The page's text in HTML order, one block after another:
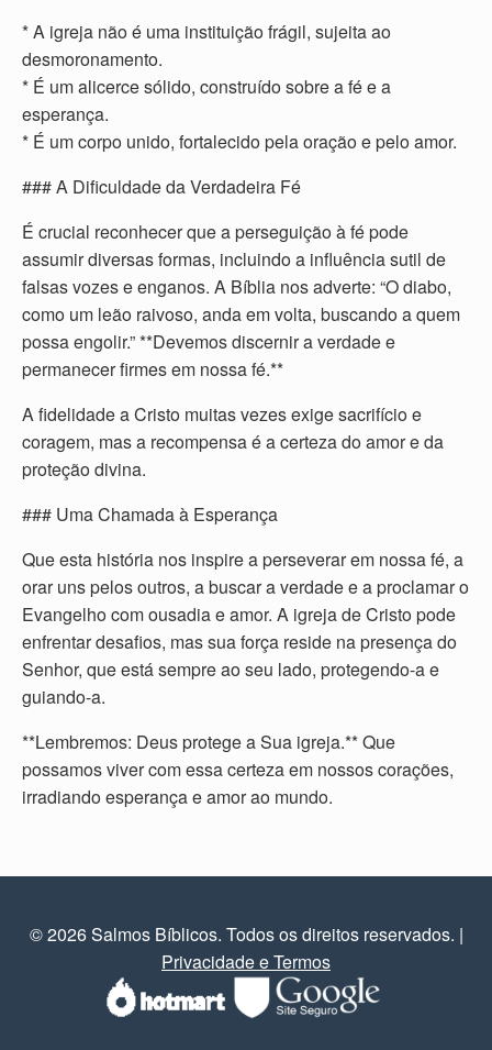
* A igreja não é uma instituição frágil, sujeita ao
desmoronamento.
* É um alicerce sólido, construído sobre a fé e a
esperança.
* É um corpo unido, fortalecido pela oração e pelo amor.
### A Dificuldade da Verdadeira Fé
É crucial reconhecer que a perseguição à fé pode
assumir diversas formas, incluindo a influência sutil de
falsas vozes e enganos. A Bíblia nos adverte: “O diabo,
como um leão raivoso, anda em volta, buscando a quem
possa engolir.” **Devemos discernir a verdade e
permanecer firmes em nossa fé.**
A fidelidade a Cristo muitas vezes exige sacrifício e
coragem, mas a recompensa é a certeza do amor e da
proteção divina.
### Uma Chamada à Esperança
Que esta história nos inspire a perseverar em nossa fé, a
orar uns pelos outros, a buscar a verdade e a proclamar o
Evangelho com ousadia e amor. A igreja de Cristo pode
enfrentar desafios, mas sua força reside na presença do
Senhor, que está sempre ao seu lado, protegendo-a e
guiando-a.
**Lembremos: Deus protege a Sua igreja.** Que
possamos viver com essa certeza em nossos corações,
irradiando esperança e amor ao mundo.
© 2026 Salmos Bíblicos. Todos os direitos reservados. |
Privacidade e Termos